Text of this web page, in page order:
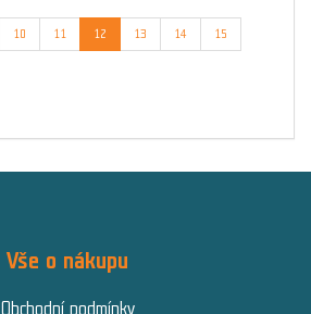
10 11 12 13 14 15
Vše o nákupu
Obchodní podmínky